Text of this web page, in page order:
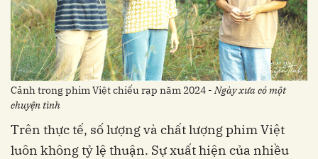
Cảnh trong phim Việt chiếu rạp năm 2024 -Ngày xưa có một
chuyện tình
Trên thực tế, số lượng và chất lượng phim Việt
luôn không tỷ lệ thuận. Sự xuất hiện của nhiều